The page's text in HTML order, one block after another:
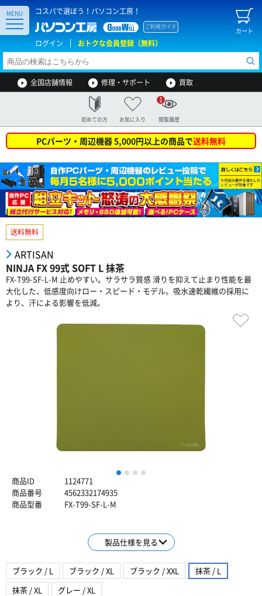
コスパで選ぼう！パソコン工房！
カート
ご利用ガイド
ログイン おトクな会員登録（無料）
MENU
全国店舗情報 修理・サポート 買取
初めての方 お気に入り 閲覧履歴
1
PCパーツ・周辺機器 5,000円以上の商品で送料無料
送料無料
ARTISAN
NINJA FX 99式 SOFT L 抹茶
FX-T99-SF-L-M 止めやすい。サラサラ質感 滑りを抑えて止まり性能を最
大化した、低感度向けロー・スピード・モデル。吸水速乾繊維の採用に
より、汗による影響を低減。
1 2 3
商品ID
1124771
商品番号
4562332174935
商品型番
FX-T99-SF-L-M
製品仕様を見る
ブラック / L ブラック / XL ブラック / XXL
抹茶 / L
抹茶 / XL
グレー / XL